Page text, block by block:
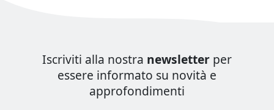
Iscriviti alla nostra newsletter per
essere informato su novità e
approfondimenti